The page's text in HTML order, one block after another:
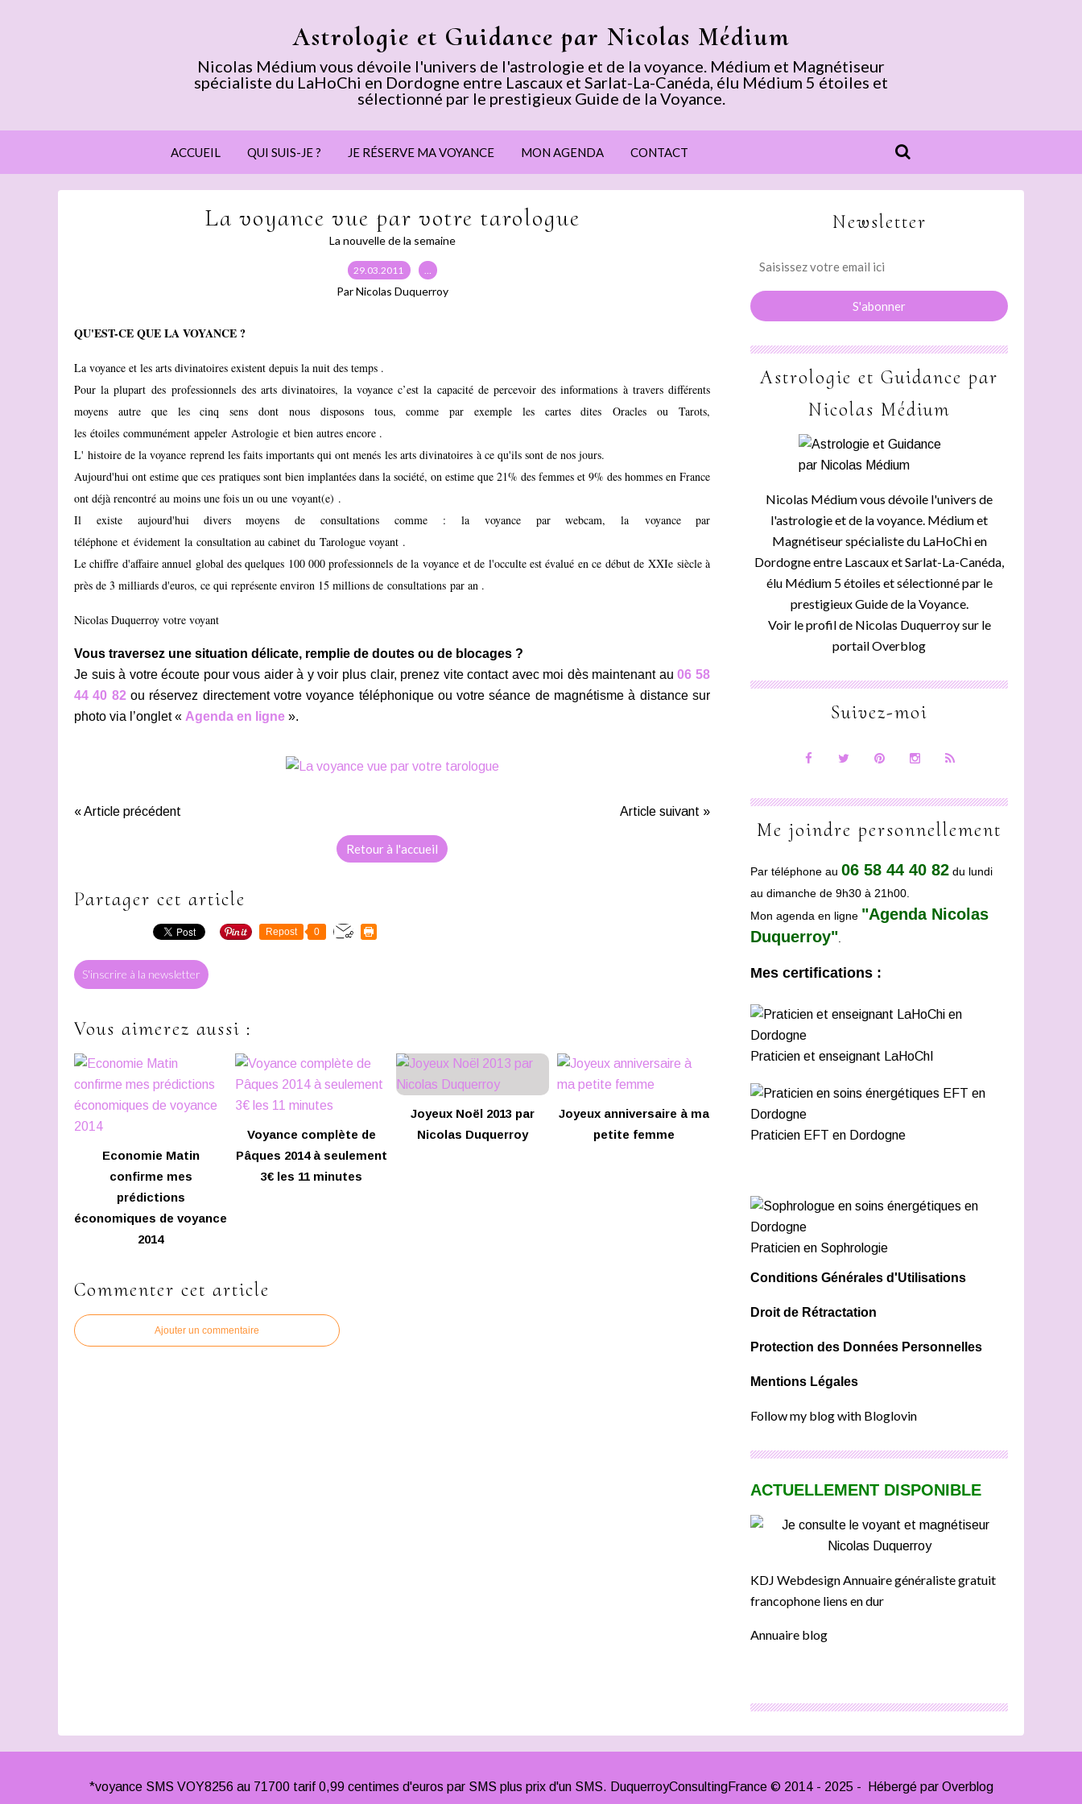
Astrologie et Guidance par Nicolas Médium
Nicolas Médium vous dévoile l'univers de l'astrologie et de la voyance. Médium et Magnétiseur
spécialiste du LaHoChi en Dordogne entre Lascaux et Sarlat-La-Canéda, élu Médium 5 étoiles et
sélectionné par le prestigieux Guide de la Voyance.
ACCUEIL QUI SUIS-JE ? JE RÉSERVE MA VOYANCE MON AGENDA CONTACT
La voyance vue par votre tarologue
La nouvelle de la semaine
29.03.2011 …
Par Nicolas Duquerroy
QU'EST-CE QUE LA VOYANCE ?
La voyance et les arts divinatoires existent depuis la nuit des temps .
Pour la plupart des professionnelsdes arts divinatoires, la voyance c’est la capacité de percevoir des informations à travers différents
moyens autre que les cinq sens dont nous disposons tous, comme par exemple les cartes ditesOracles ou Tarots,
les étoiles communément appeler Astrologie et bien autres encore .
L' histoire de la voyance reprend les faits importants qui ont menés les arts divinatoires à ce qu'ils sont de nos jours.
Aujourd'hui ont estime que ces pratiques sont bien implantées dans la société, on estime que 21% des femmes et 9% des hommes en France
ont déjà rencontré au moins une fois un ou une voyant(e) .
Il existe aujourd'hui divers moyens de consultations comme : lavoyance par webcam, la voyance par
téléphone et évidement la consultation au cabinet du Tarologue voyant .
Le chiffre d'affaire annuel global des quelques 100 000 professionnels de la voyance et de l'occulte est évalué en ce début de XXIe siècle à
près de 3 milliards d'euros, ce qui représente environ 15 millions de consultations par an .
Nicolas Duquerroy votre voyant
Vous traversez une situation délicate, remplie de doutes ou de blocages ?
Je suis à votre écoute pour vous aider à y voir plus clair, prenez vite contact avec moi dès maintenant au06 58
44 40 82ou réservez directement votre voyance téléphonique ou votre séance de magnétisme à distance sur
photo via l’onglet « Agenda en ligne ».
« Article précédent Article suivant »
Retour à l'accueil
Partager cet article
Repost 0
S'inscrire à la newsletter
Vous aimerez aussi :
Economie Matin
confirme mes
prédictions
économiques de voyance
2014
Voyance complète de
Pâques 2014 à seulement
3€ les 11 minutes
Joyeux Noël 2013 par
Nicolas Duquerroy
Joyeux anniversaire à ma
petite femme
Commenter cet article
Ajouter un commentaire
Newsletter
Astrologie et Guidance par
Nicolas Médium
Nicolas Médium vous dévoile l'univers de
l'astrologie et de la voyance. Médium et
Magnétiseur spécialiste du LaHoChi en
Dordogne entre Lascaux et Sarlat-La-Canéda,
élu Médium 5 étoiles et sélectionné par le
prestigieux Guide de la Voyance.
Voir le profil de Nicolas Duquerroysur le
portail Overblog
Suivez-moi
ACTUELLEMENT DISPONIBLE
KDJ Webdesign Annuaire généraliste gratuit
francophone liens en dur
Annuaire blog
Me joindre personnellement
Par téléphone au 06 58 44 40 82 du lundi
au dimanche de 9h30 à 21h00.
Mon agenda en ligne "Agenda Nicolas
Duquerroy"
Mes certifications :
Praticien et enseignant LaHoChI
Praticien EFT en Dordogne
Praticien en Sophrologie
Conditions Générales d'Utilisations
Droit de Rétractation
Protection des Données Personnelles
Mentions Légales
Follow my blog with Bloglovin
*voyance SMS VOY8256 au 71700 tarif 0,99 centimes d'euros par SMS plus prix d'un SMS. DuquerroyConsultingFrance © 2014 - 2025 - Hébergé par Overblog